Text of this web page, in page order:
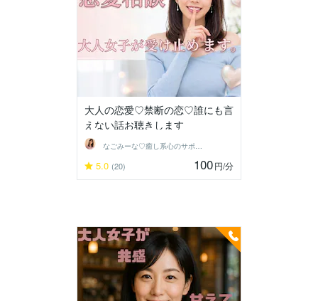
大人の恋愛♡禁断の恋♡誰にも言
えない話お聴きします
なごみーな♡癒し系心のサポーター
5.0 (20) 100円/分